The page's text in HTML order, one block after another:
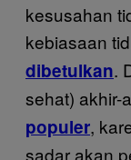
kesusahan
kebiasaan
dibetulkan.
sehat) akhir-
populer,
sadar akan